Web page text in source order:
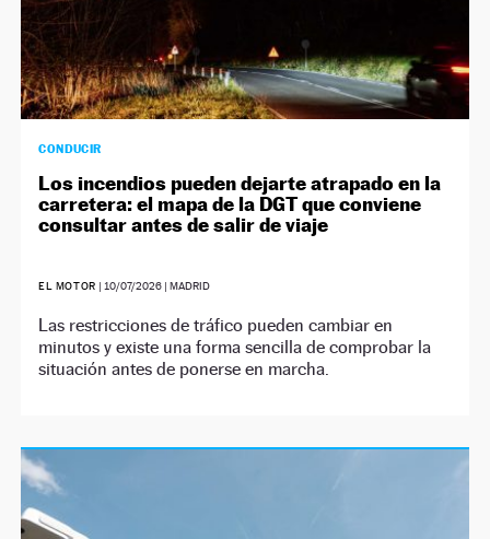
CONDUCIR
Los incendios pueden dejarte atrapado en la
carretera: el mapa de la DGT que conviene
consultar antes de salir de viaje
EL MOTOR | 10/07/2026| MADRID
Las restricciones de tráfico pueden cambiar en
minutos y existe una forma sencilla de comprobar la
situación antes de ponerse en marcha.